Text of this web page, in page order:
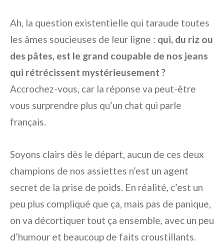
Ah, la question existentielle qui taraude toutes
les âmes soucieuses de leur ligne : qui, du riz ou
des pâtes, est le grand coupable de nos jeans
qui rétrécissent mystérieusement ?
Accrochez-vous, car la réponse va peut-être
vous surprendre plus qu’un chat qui parle
français.
Soyons clairs dès le départ, aucun de ces deux
champions de nos assiettes n’est un agent
secret de la prise de poids. En réalité, c’est un
peu plus compliqué que ça, mais pas de panique,
on va décortiquer tout ça ensemble, avec un peu
d’humour et beaucoup de faits croustillants.